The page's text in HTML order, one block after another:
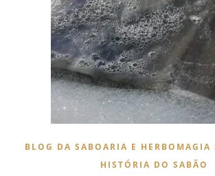
BLOG DA SABOARIA E HERBOMAGIA
HISTÓRIA DO SABÃO